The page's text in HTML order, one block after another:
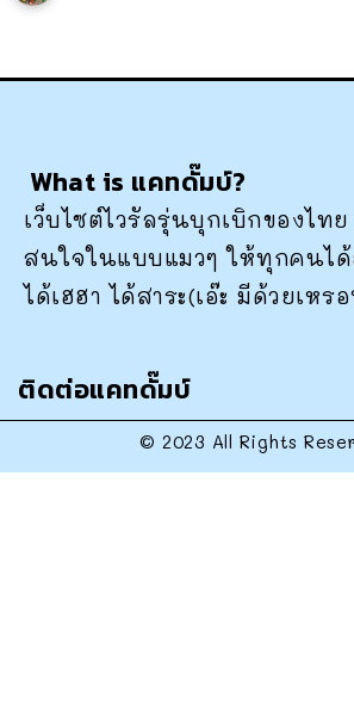
What is แคทดั๊มบ์?
เว็บไซต์ไวรัลรุ่นบุกเบิกของไทย
สนใจในแบบแมวๆ ให้ทุกคนไ
ได้เฮฮา ได้สาระ(เอ๊ะ มีด้วยเหร
ติดต่อแคทดั๊มบ์
© 2023 All Rights